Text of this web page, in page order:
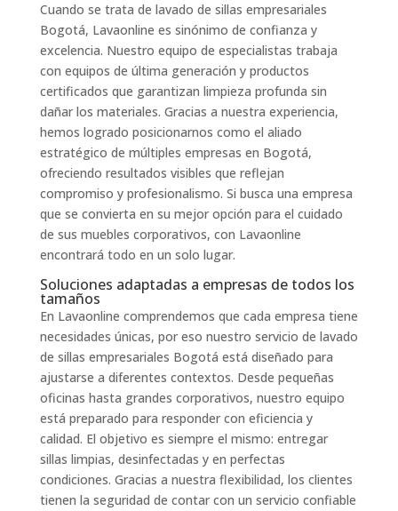
Cuando se trata de lavado de sillas empresariales
Bogotá, Lavaonline es sinónimo de confianza y
excelencia. Nuestro equipo de especialistas trabaja
con equipos de última generación y productos
certificados que garantizan limpieza profunda sin
dañar los materiales. Gracias a nuestra experiencia,
hemos logrado posicionarnos como el aliado
estratégico de múltiples empresas en Bogotá,
ofreciendo resultados visibles que reflejan
compromiso y profesionalismo. Si busca una empresa
que se convierta en su mejor opción para el cuidado
de sus muebles corporativos, con Lavaonline
encontrará todo en un solo lugar.
Soluciones adaptadas a empresas de todos los
tamaños
En Lavaonline comprendemos que cada empresa tiene
necesidades únicas, por eso nuestro servicio de lavado
de sillas empresariales Bogotá está diseñado para
ajustarse a diferentes contextos. Desde pequeñas
oficinas hasta grandes corporativos, nuestro equipo
está preparado para responder con eficiencia y
calidad. El objetivo es siempre el mismo: entregar
sillas limpias, desinfectadas y en perfectas
condiciones. Gracias a nuestra flexibilidad, los clientes
tienen la seguridad de contar con un servicio confiable